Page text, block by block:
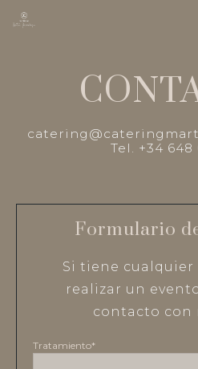
Tel. +34 648
Formulario
Si tiene cualquier
realizar un
contacto con
Tratamiento*